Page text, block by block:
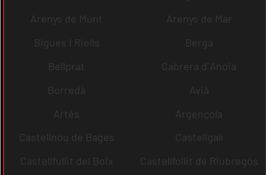
Arenys de Munt
Arenys de Mar
Bigues i Riells
Berga
Bellprat
Cabrera d´Anoia
Borredà
Avià
Artés
Argençola
Castellnou de Bages
Castellgalí
Castellfullit del Boix
Castellfollit de Riubregós